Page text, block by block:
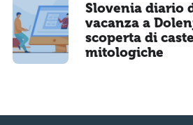
Slovenia diario
vacanza a
scoperta di
mitologiche